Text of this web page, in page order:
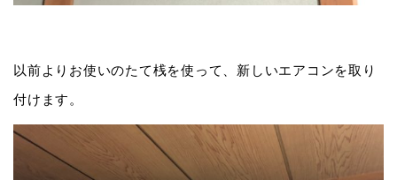
以前よりお使いのたて桟を使って、新しいエアコンを取り
付けます。